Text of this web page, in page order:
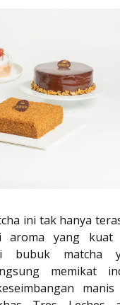
ini tak hanya
aroma yang kuat
bubuk matcha
memikat
manis